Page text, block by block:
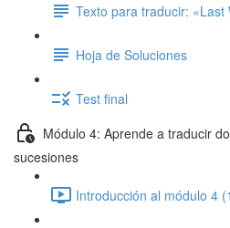
Texto para traducir: «Last
Hoja de Soluciones
Test final
Módulo 4: Aprende a traducir
sucesiones
Introducción al módulo 4